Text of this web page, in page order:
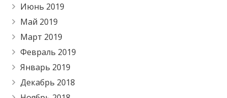
Июнь 2019
Май 2019
Март 2019
Февраль 2019
Январь 2019
Декабрь 2018